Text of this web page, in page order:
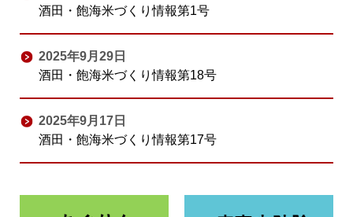
酒田・飽海米づくり情報第1号
2025年9月29日
酒田・飽海米づくり情報第18号
2025年9月17日
酒田・飽海米づくり情報第17号